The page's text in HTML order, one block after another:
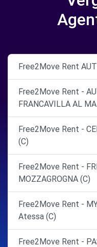
Free2Move Rent
Free2Move Rent -
FRANCAVILLA AL
Free2Move Rent -
(C)
Free2Move Rent -
MOZZAGROGNA (C)
Free2Move Rent -
Atessa (C)
Free2Move Rent -